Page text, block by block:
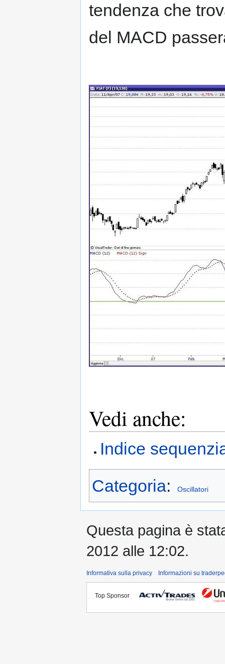
tendenza che
del MACD
Vedi anche:
Indice
Categoria: Oscillatori
Questa pagina è
2012 alle 12:02.
Informativa sulla privacy Informazioni su
Top Sponsor